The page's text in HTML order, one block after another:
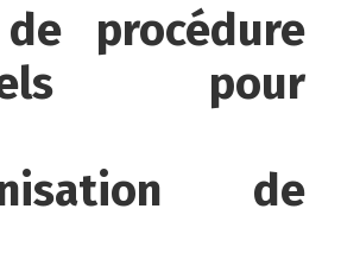
procédure
pour
de